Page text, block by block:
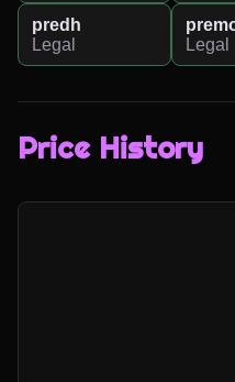
predh
Legal
Legal
Price History